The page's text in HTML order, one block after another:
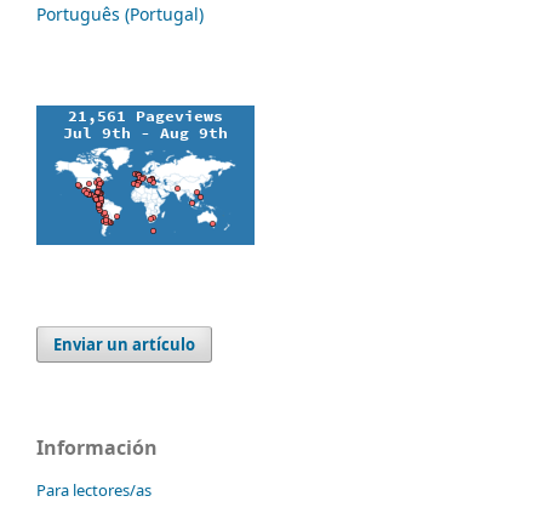
Português (Portugal)
Enviar un artículo
Información
Para lectores/as